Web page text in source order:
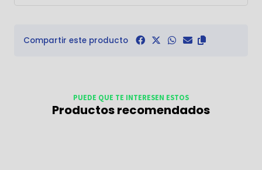
Compartir este producto
PUEDE QUE TE INTERESEN ESTOS
Productos recomendados